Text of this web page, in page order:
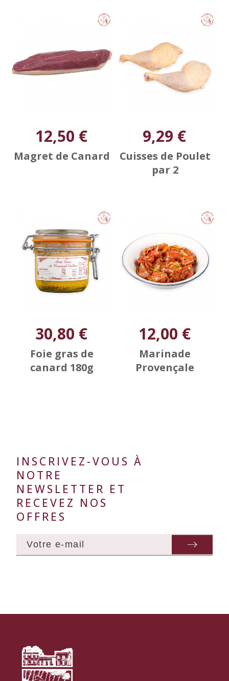
12,50 €
Magret de Canard
9,29 €
Cuisses de Poulet
par 2
30,80 €
Foie gras de
canard 180g
12,00 €
Marinade
Provençale
INSCRIVEZ-VOUS À
NOTRE
NEWSLETTER ET
RECEVEZ NOS
OFFRES